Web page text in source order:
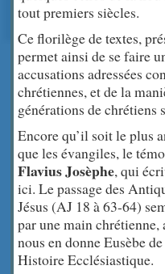
tout premiers siècles.
Ce florilège de textes,
permet ainsi de se faire
accusations adressées
chrétiennes, et de la
générations de chrétiens
Encore qu’il soit le plus
que les évangiles, le
Flavius Josèphe, qui
ici. Le passage des
Jésus (AJ 18 à 63-64)
par une main
nous en donne Eusèbe
Histoire Ecclésiastique.